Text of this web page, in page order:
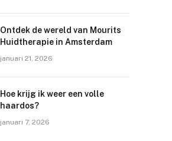
Ontdek de wereld van Mourits
Huidtherapie in Amsterdam
januari 21, 2026
Hoe krijg ik weer een volle
haardos?
januari 7, 2026